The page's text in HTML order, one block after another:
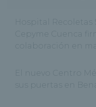
Hospital Recoletas
Cepyme Cuenca
colaboración en
El nuevo Centro
sus puertas en